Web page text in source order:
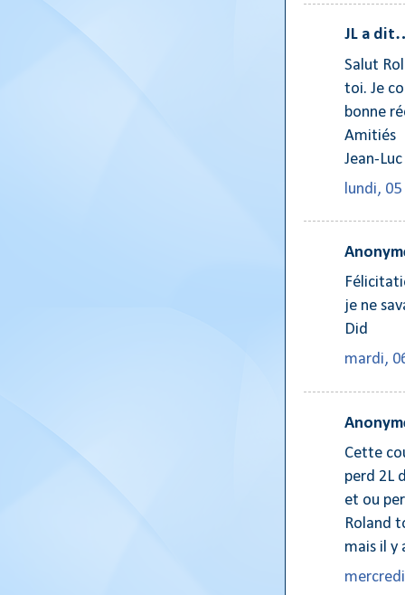
JL a
Salut
toi. Je
bonne
Amitiés
Jean-Luc
lundi,
je ne
Did
mardi,
Cette
perd 2L
et ou
Roland
mais il y